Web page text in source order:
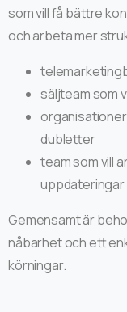
som vill få bättre
och arbeta mer
säljteam som
dubletter
team som vill
uppdateringar
Gemensamt är
nåbarhet och ett
körningar.